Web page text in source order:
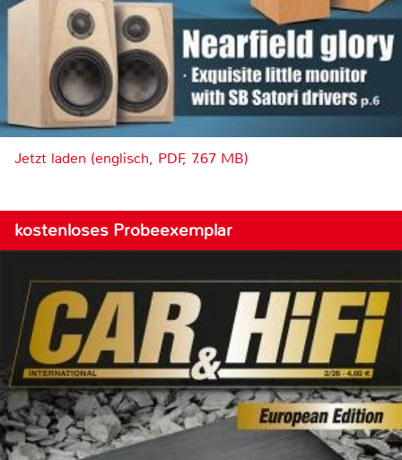
Jetzt laden (englisch, PDF, 7.67 MB)
kostenloses Probeexemplar